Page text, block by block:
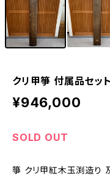
クリ甲箏 付属品セット
¥946,000
SOLD OUT
箏 クリ甲紅木玉渕造り